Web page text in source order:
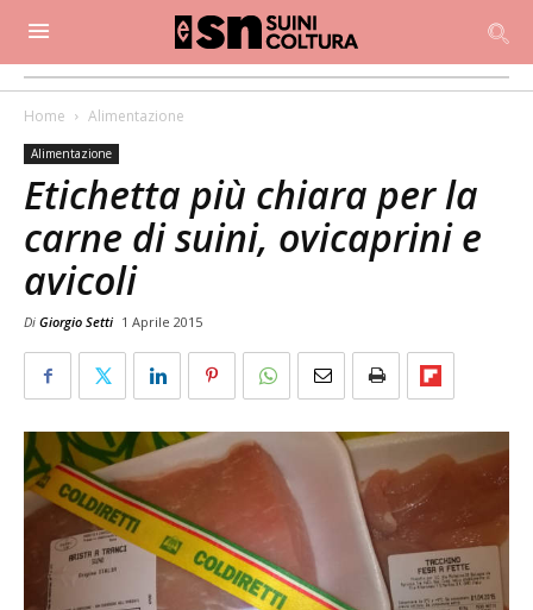
Home Alimentazione
Alimentazione
Etichetta più chiara per la
carne di suini, ovicaprini e
avicoli
Di Giorgio Setti 1 Aprile 2015